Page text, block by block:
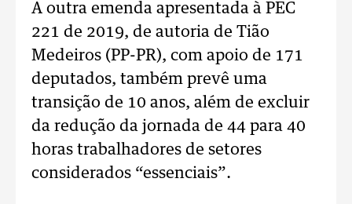
A outra emenda apresentada à PEC
221 de 2019, de autoria de Tião
Medeiros (PP-PR), com apoio de 171
deputados, também prevê uma
transição de 10 anos, além de excluir
da redução da jornada de 44 para 40
horas trabalhadores de setores
considerados “essenciais”.